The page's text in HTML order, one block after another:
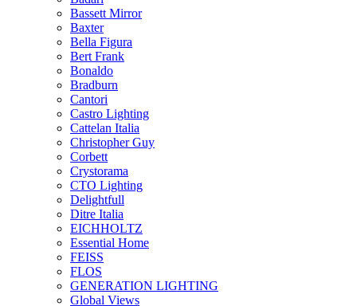
Bassett Mirror
Baxter
Bella Figura
Bert Frank
Bonaldo
Bradburn
Cantori
Castro Lighting
Cattelan Italia
Christopher Guy
Corbett
Crystorama
CTO Lighting
Delightfull
Ditre Italia
EICHHOLTZ
Essential Home
FEISS
FLOS
GENERATION LIGHTING
Global Views